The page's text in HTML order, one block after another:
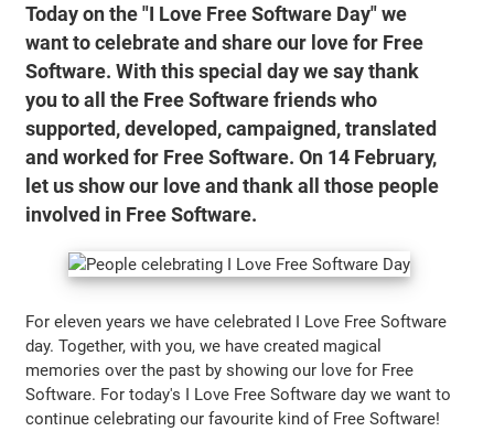
Today on the "I Love Free Software Day" we
want to celebrate and share our love for Free
Software. With this special day we say thank
you to all the Free Software friends who
supported, developed, campaigned, translated
and worked for Free Software. On 14 February,
let us show our love and thank all those people
involved in Free Software.
For eleven years we have celebrated I Love Free Software
day. Together, with you, we have created magical
memories over the past by showing our love for Free
Software. For today's I Love Free Software day we want to
continue celebrating our favourite kind of Free Software!